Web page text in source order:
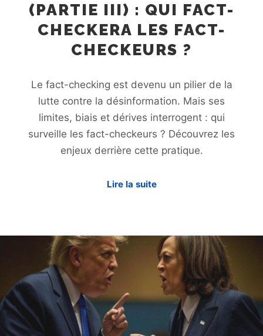
(PARTIE III) : QUI FACT-
CHECKERA LES FACT-
CHECKEURS ?
Le fact-checking est devenu un pilier de la
lutte contre la désinformation. Mais ses
limites, biais et dérives interrogent : qui
surveille les fact-checkeurs ? Découvrez les
enjeux derrière cette pratique.
Lire la suite